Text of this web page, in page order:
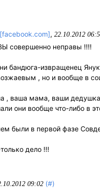
,22.10.2012
совершенно неправы !!!!
бандюга-извращенец
, но и вообще в
, ваша мама, ваши
они вообще что-либо в
были в первой фазе
дело !!!
09:02 (#)